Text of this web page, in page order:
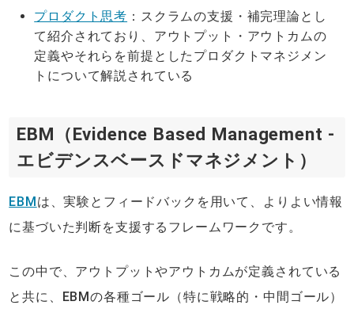
プロダクト思考 ：スクラムの支援・補完理論とし
て紹介されており、アウトプット・アウトカムの
定義やそれらを前提としたプロダクトマネジメン
トについて解説されている
EBM（Evidence Based Management -
エビデンスベースドマネジメント）
EBMは、実験とフィードバックを用いて、よりよい情報
に基づいた判断を支援するフレームワークです。
この中で、アウトプットやアウトカムが定義されている
と共に、EBMの各種ゴール（特に戦略的・中間ゴール）